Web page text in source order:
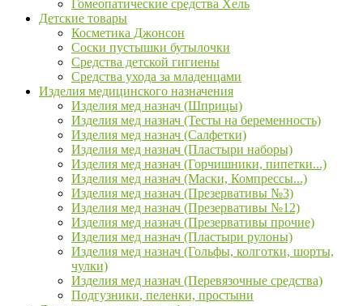
Гомеопатические средства Хель
Детские товары
Косметика Джонсон
Соски пустышки бутылочки
Средства детской гигиены
Средства ухода за младенцами
Изделия медицинского назначения
Изделия мед назнач (Шприцы)
Изделия мед назнач (Тесты на беременность)
Изделия мед назнач (Салфетки)
Изделия мед назнач (Пластыри наборы)
Изделия мед назнач (Горчишники, пипетки...)
Изделия мед назнач (Маски, Компрессы...)
Изделия мед назнач (Презервативы №3)
Изделия мед назнач (Презервативы №12)
Изделия мед назнач (Презервативы прочие)
Изделия мед назнач (Пластыри рулоны)
Изделия мед назнач (Гольфы, колготки, шорты,
чулки)
Изделия мед назнач (Перевязочные средства)
Подгузники, пеленки, простыни